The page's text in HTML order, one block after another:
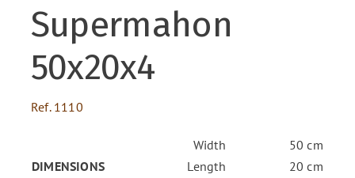
Products
Projects
Contact
Supermahon
50x20x4
Ref. 1110
DIMENSIONS
Width
Length
50 cm
20 cm